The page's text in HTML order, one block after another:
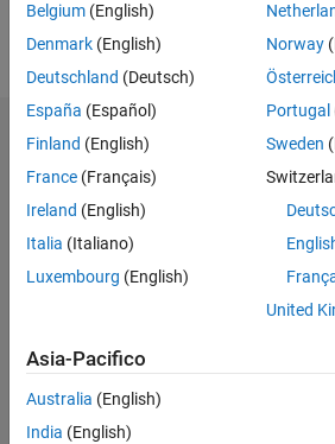
Follow
Dashboard
M…
CONTRIBUTI L
1
Belgium (English)
Denmark (English)
Deutschland (Deutsch)
España (Español)
Finland (English)
France (Français)
Ireland (English)
Italia (Italiano)
Luxembourg (English)
Norway
Portugal
Sweden
United
Asia-Pacifico
Australia (English)
India (English)